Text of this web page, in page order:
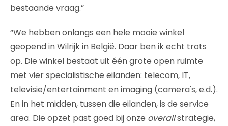
bestaande vraag.”
“We hebben onlangs een hele mooie winkel
geopend in Wilrijk in België. Daar ben ik echt trots
op. Die winkel bestaat uit één grote open ruimte
met vier specialistische eilanden: telecom, IT,
televisie/entertainment en imaging (camera's, e.d.).
En in het midden, tussen die eilanden, is de service
area. Die opzet past goed bij onze overallstrategie,